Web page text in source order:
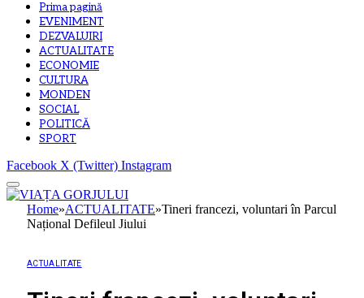
Prima pagină
EVENIMENT
DEZVALUIRI
ACTUALITATE
ECONOMIE
CULTURA
MONDEN
SOCIAL
POLITICĂ
SPORT
Facebook X (Twitter) Instagram
Home»ACTUALITATE»Tineri francezi, voluntari în Parcul
Național Defileul Jiului
ACTUALITATE